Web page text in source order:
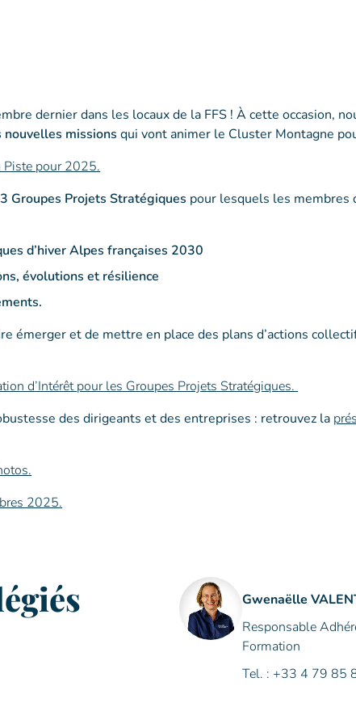
dernier dans les locaux de la FFS ! À cette occasion,
nouvelles missions qui vont animer le Cluster Montagne
Piste pour 2025.
3 Groupes Projets Stratégiques pour lesquels les
d’hiver Alpes françaises 2030
évolutions et résilience
émerger et de mettre en place des plans d’actions
d’Intérêt pour les Groupes Projets Stratégiques.
des dirigeants et des entreprises : retrouvez la
2025.
Gwenaëlle
Responsable
Formation
Tel. : +33 4 79 85